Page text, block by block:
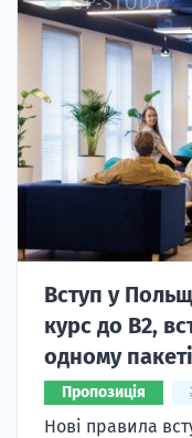
Вступ у
курс до B2,
одному
Пропозиція
Нові правила